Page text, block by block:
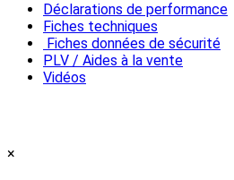
Déclarations de performance
Fiches techniques
Fiches données de sécurité
PLV / Aides à la vente
Vidéos
×